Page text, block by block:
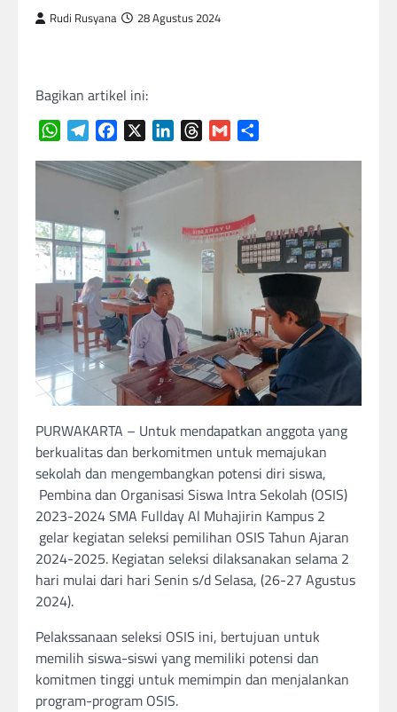
Rudi Rusyana 28 Agustus 2024
Bagikan artikel ini:
WhatsAppTelegramFacebook LinkedInThreads
Gmail
PURWAKARTA – Untuk mendapatkan anggota yang
berkualitas dan berkomitmen untuk memajukan
sekolah dan mengembangkan potensi diri siswa,
Pembina dan Organisasi Siswa Intra Sekolah (OSIS)
2023-2024 SMA Fullday Al Muhajirin Kampus 2
gelar kegiatan seleksi pemilihan OSIS Tahun Ajaran
2024-2025. Kegiatan seleksi dilaksanakan selama 2
hari mulai dari hari Senin s/d Selasa, (26-27 Agustus
2024).
Pelakssanaan seleksi OSIS ini, bertujuan untuk
memilih siswa-siswi yang memiliki potensi dan
komitmen tinggi untuk memimpin dan menjalankan
program-program OSIS.